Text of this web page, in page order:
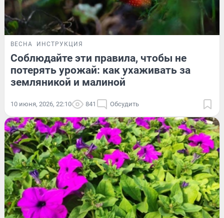
ВЕСНА ИНСТРУКЦИЯ
Соблюдайте эти правила, чтобы не
потерять урожай: как ухаживать за
земляникой и малиной
10 июня, 2026, 22:10 841 Обсудить